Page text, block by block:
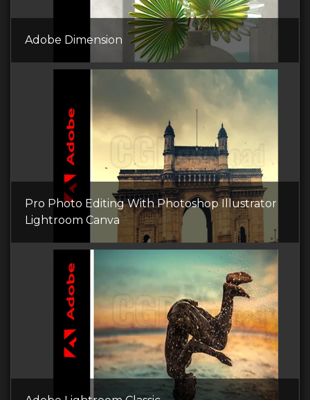
Adobe Dimension
Pro Photo Editing With Photoshop Illustrator
Lightroom Canva